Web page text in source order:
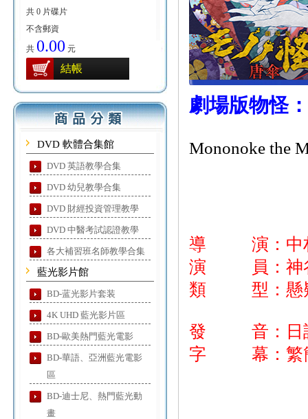
共 0 片碟片
不含郵資
共 0.00 元
結帳
DVD 軟體合集館
DVD 英語教學合集
DVD 幼兒教學合集
DVD 財經投資管理教學
DVD 中醫考試認證教學
各大補習班名師教學合集
藍光影片館
BD-蓝光影片套装
4K UHD 藍光影片區
BD-歐美熱門藍光電影
BD-華語、亞洲藍光電影
區
BD-迪士尼、熱門藍光動
畫
劇場版物怪
Mononoke the
導 演：中
演 員：神谷
類 型：懸
發 音：日
字 幕：繁簡